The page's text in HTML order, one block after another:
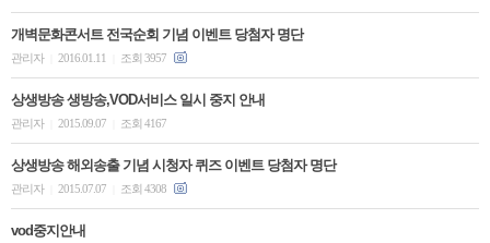
개벽문화콘서트 전국순회 기념 이벤트 당첨자 명단
관리자 2016.01.11 조회 3957
상생방송 생방송,VOD서비스 일시 중지 안내
관리자 2015.09.07 조회 4167
상생방송 해외송출 기념 시청자 퀴즈 이벤트 당첨자 명단
관리자 2015.07.07 조회 4308
vod중지안내